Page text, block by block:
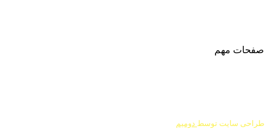
صفحات مهم
طراحی سایت توسط دومیم